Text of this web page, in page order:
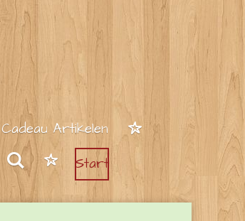
Cadeau Artikelen
Start